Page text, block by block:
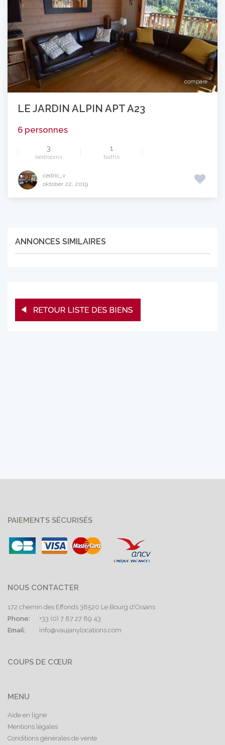
compare
LE JARDIN ALPIN APT A23
6 personnes
3
bedrooms
1
baths
cedric_v
oktober 22, 2019
ANNONCES SIMILAIRES
PAIEMENTS SÉCURISÉS
NOUS CONTACTER
172 chemin des Effonds 38520 Le Bourg d'Oisans
Phone:
+33 (0) 7 87 27 89 43
Email:
info@vaujanylocations.com
COUPS DE CŒUR
MENU
Aide en ligne
Mentions légales
Conditions générales de vente